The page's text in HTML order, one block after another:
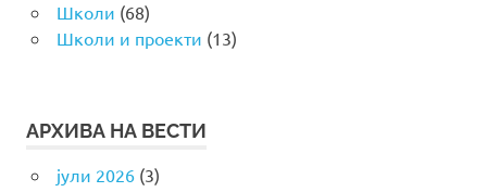
Школи (68)
Школи и проекти (13)
АРХИВА НА ВЕСТИ
јули 2026(3)